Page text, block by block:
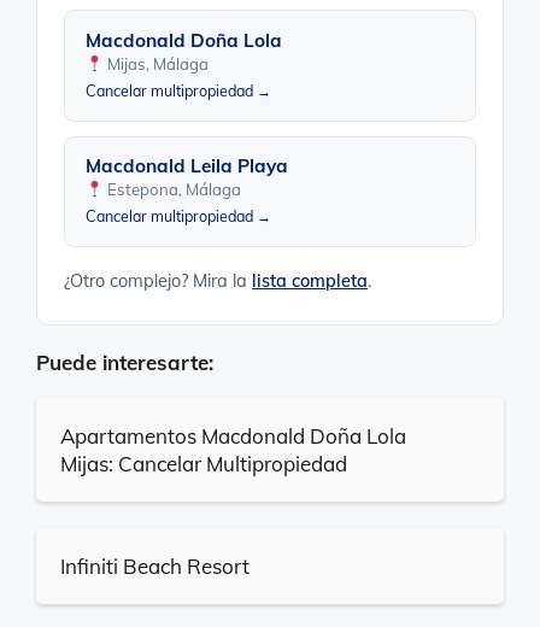
Macdonald Doña Lola
Mijas, Málaga
Cancelar multipropiedad →
Macdonald Leila Playa
Estepona, Málaga
Cancelar multipropiedad →
¿Otro complejo? Mira la lista completa.
Puede interesarte:
Apartamentos Macdonald Doña Lola
Mijas: Cancelar Multipropiedad
Infiniti Beach Resort